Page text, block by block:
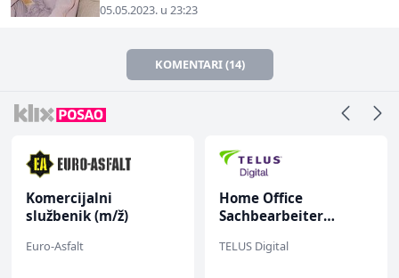
05.05.2023. u 23:23
KOMENTARI (14)
Komercijalni
službenik (m/ž)
Euro-Asfalt
Home Office
Sachbearbeiter
bekannten deutschen
TELUS Digital